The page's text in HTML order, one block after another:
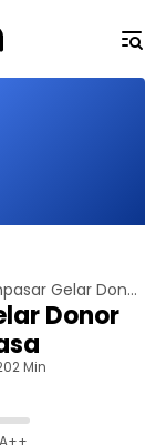
Ahmadiyah Denpasar Gelar Donor Darah di Bulan Puasa
Donor
2 Min
A++